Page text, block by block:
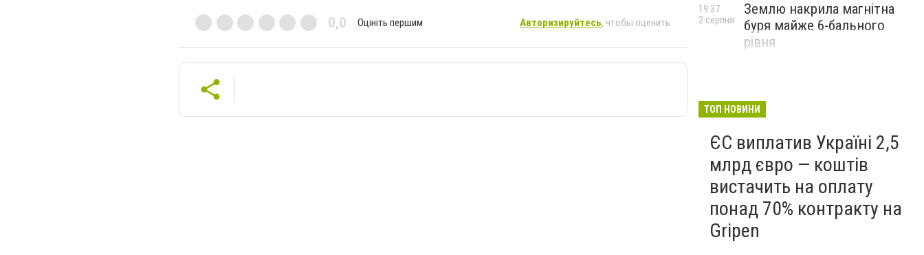
0,0 Оцініть першим Авторизируйтесь, чтобы оценить
Землю накрила магнітна
буря майже 6-бального
рівня
19:37
2 серпня
ТОП НОВИНИ
ЄС виплатив Україні 2,5
млрд євро — коштів
вистачить на оплату
понад 70% контракту на
Gripen